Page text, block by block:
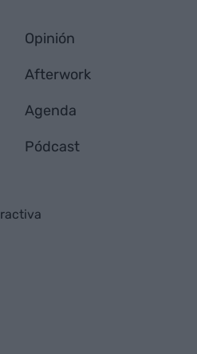
Opinión
Afterwork
Agenda
Pódcast